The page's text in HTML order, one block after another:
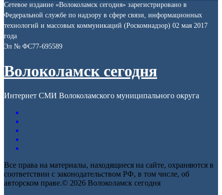
Сетевое издание «Волоколамск сегодня» зарегистрировано в
Федеральной службе по надзору в сфере связи, информационных
технологий и массовых коммуникаций (Роскомнадзор) 02 мая 2017
года
Эл № ФС77-695589
Волоколамск сегодня
Интернет СМИ Волоколамского муниципального округа
Все права на материалы, находящиеся на сайте, охраняются в
соответствии с законодательством РФ, в том числе, об
авторском праве.© 2026 Волоколамск сегодня